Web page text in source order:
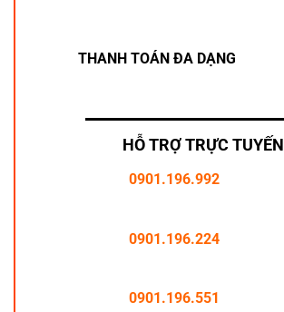
THANH TOÁN ĐA DẠNG
HỖ TRỢ TRỰC TUYẾN
0901.196.992
0901.196.224
0901.196.551